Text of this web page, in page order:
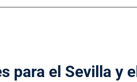
para el Sevilla y